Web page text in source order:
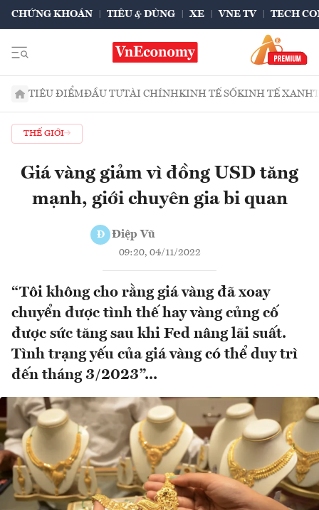
CHỨNG KHOÁN TIÊU & DÙNG XE VNE TV TECH
TIÊU ĐIỂMĐẦU TƯTÀI CHÍNHKINH TẾ SỐKINH TẾ XANH
THẾ GIỚI
Giá vàng giảm vì đồng USD tăng
mạnh, giới chuyên gia bi quan
Đ Điệp Vũ
09:20, 04/11/2022
“Tôi không cho rằng giá vàng đã xoay
chuyển được tình thế hay vàng củng cố
được sức tăng sau khi Fed nâng lãi suất.
Tình trạng yếu của giá vàng có thể duy trì
đến tháng 3/2023”...